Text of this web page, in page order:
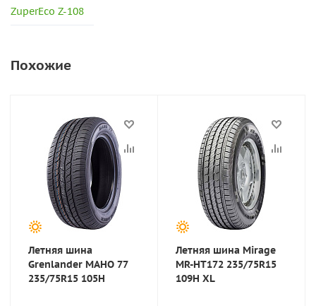
ZuperEco Z-108
Похожие
Летняя шина
Grenlander MAHO 77
235/75R15 105H
Летняя шина Mirage
MR-HT172 235/75R15
109H XL